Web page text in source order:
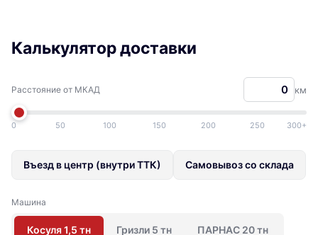
Калькулятор доставки
Расстояние от МКАД км
0 50 100 150 200 250 300+
Въезд в центр (внутри ТТК) Самовывоз со склада
Машина
Косуля 1,5 тн Гризли 5 тн ПАРНАС 20 тн